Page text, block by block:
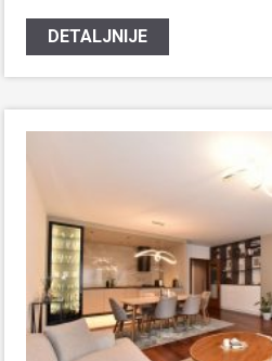
DETALJNIJE